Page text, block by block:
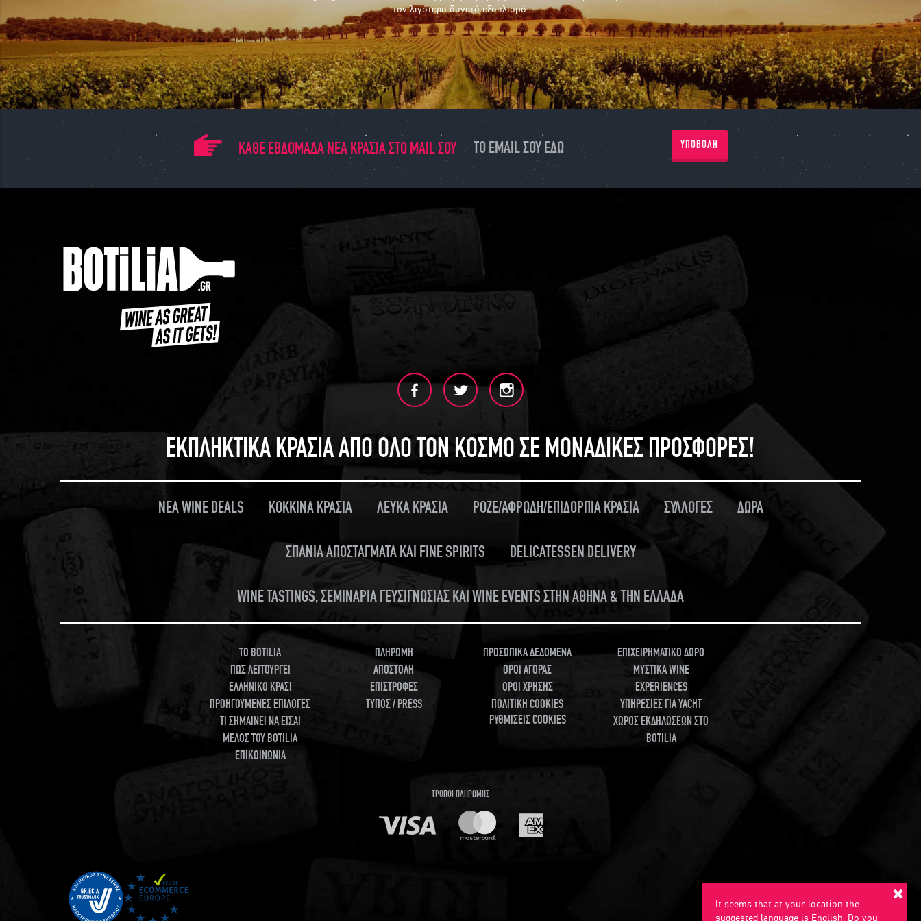
It seems that at your location the
suggested language is English. Do you
τον λιγότερο δυνατό εξοπλισμό.
ΚΑΘΕ ΕΒΔΟΜΑΔΑ ΝΕΑ ΚΡΑΣΙΑ ΣΤΟ MAIL ΣΟΥ ΥΠΟΒΟΛΗ
ΕΚΠΛΗΚΤΙΚΑ ΚΡΑΣΙΑ ΑΠΟ ΟΛΟ ΤΟΝ ΚΟΣΜΟ ΣΕ ΜΟΝΑΔΙΚΕΣ ΠΡΟΣΦΟΡΕΣ!
ΝΕΑ WINE DEALS ΚΟΚΚΙΝΑ ΚΡΑΣΙΑ ΛΕΥΚΑ ΚΡΑΣΙΑ ΡΟΖΕ/ΑΦΡΩΔΗ/ΕΠΙΔΟΡΠΙΑ ΚΡΑΣΙΑ ΣΥΛΛΟΓΕΣ ΔΩΡΑ
ΣΠΑΝΙΑ ΑΠΟΣΤΑΓΜΑΤΑ ΚΑΙ FINE SPIRITS DELICATESSEN DELIVERY
WINE TASTINGS, ΣΕΜΙΝΑΡΙΑ ΓΕΥΣΙΓΝΩΣΙΑΣ ΚΑΙ WINE EVENTS ΣΤΗΝ ΑΘΗΝΑ & ΤΗΝ ΕΛΛΑΔΑ
TO BOTILIA
ΠΩΣ ΛΕΙΤΟΥΡΓΕΙ
ΕΛΛΗΝΙΚΟ ΚΡΑΣΙ
ΠΡΟΗΓΟΥΜΕΝΕΣ ΕΠΙΛΟΓΕΣ
ΤΙ ΣΗΜΑΙΝΕΙ ΝΑ ΕΙΣΑΙ
ΜΕΛΟΣ ΤΟΥ BOTILIA
ΕΠΙΚΟΙΝΩΝΙΑ
ΠΛΗΡΩΜΗ
ΑΠΟΣΤΟΛΗ
ΕΠΙΣΤΡΟΦΕΣ
ΤΥΠΟΣ / PRESS
ΠΡΟΣΩΠΙΚΑ ΔΕΔΟΜΕΝΑ
ΟΡΟΙ ΑΓΟΡΑΣ
ΟΡΟΙ ΧΡΗΣΗΣ
ΠΟΛΙΤΙΚΗ COOKIES
ΡΥΘΜΙΣΕΙΣ COOKIES
ΕΠΙΧΕΙΡΗΜΑΤΙΚΟ ΔΩΡΟ
ΜΥΣΤΙΚΑ WINE
EXPERIENCES
ΥΠΗΡΕΣΙΕΣ ΓΙΑ YACHT
ΧΩΡΟΣ ΕΚΔΗΛΩΣΕΩΝ ΣΤΟ
BOTILIA
ΤΡΟΠΟΙ ΠΛΗΡΩΜΗΣ